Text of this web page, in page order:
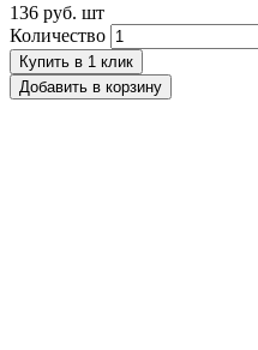
136 руб. шт
Количество
Купить в 1 клик
Добавить в корзину